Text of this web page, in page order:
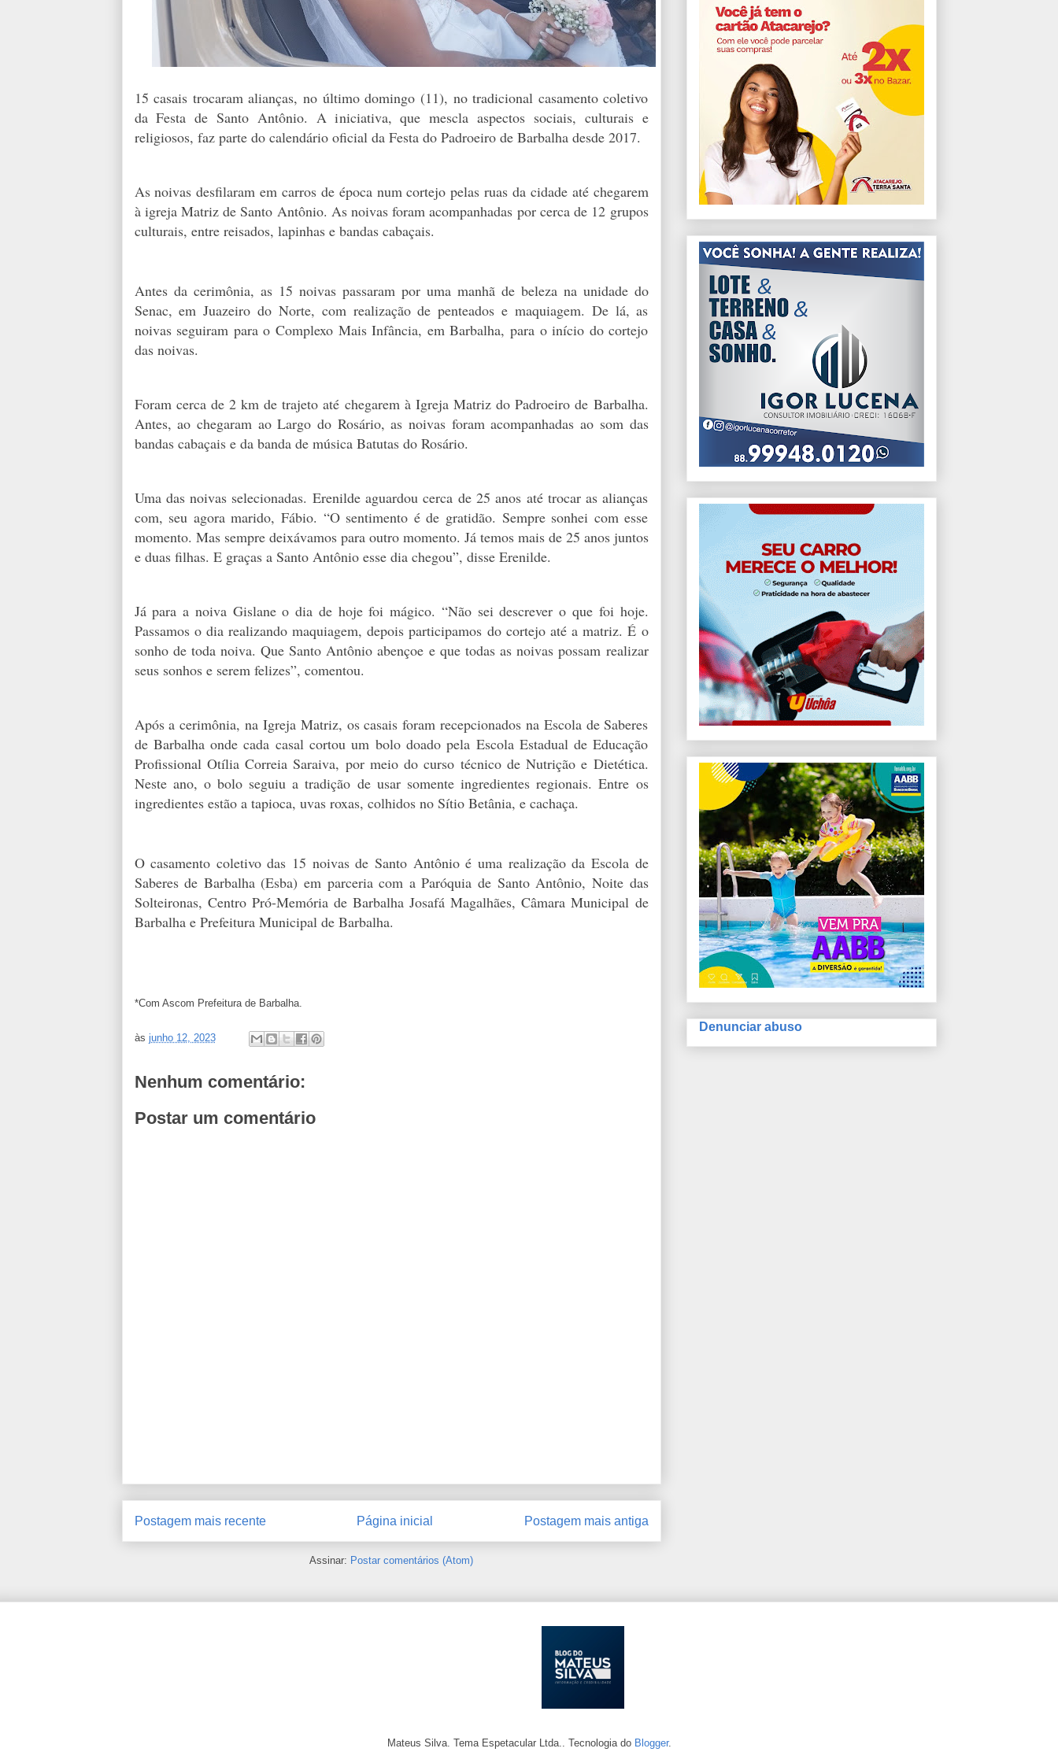
15 casais trocaram alianças, no último domingo (11), no tradicional casamento coletivo
da Festa de Santo Antônio. A iniciativa, que mescla aspectos sociais, culturais e
religiosos, faz parte do calendário oficial da Festa do Padroeiro de Barbalha desde 2017.
As noivas desfilaram em carros de época num cortejo pelas ruas da cidade até chegarem
à igreja Matriz de Santo Antônio. As noivas foram acompanhadas por cerca de 12 grupos
culturais, entre reisados, lapinhas e bandas cabaçais.
Antes da cerimônia, as 15 noivas passaram por uma manhã de beleza na unidade do
Senac, em Juazeiro do Norte, com realização de penteados e maquiagem. De lá, as
noivas seguiram para o Complexo Mais Infância, em Barbalha, para o início do cortejo
das noivas.
Foram cerca de 2 km de trajeto até chegarem à Igreja Matriz do Padroeiro de Barbalha.
Antes, ao chegaram ao Largo do Rosário, as noivas foram acompanhadas ao som das
bandas cabaçais e da banda de música Batutas do Rosário.
Uma das noivas selecionadas. Erenilde aguardou cerca de 25 anos até trocar as alianças
com, seu agora marido, Fábio. “O sentimento é de gratidão. Sempre sonhei com esse
momento. Mas sempre deixávamos para outro momento. Já temos mais de 25 anos juntos
e duas filhas. E graças a Santo Antônio esse dia chegou”, disse Erenilde.
Já para a noiva Gislane o dia de hoje foi mágico. “Não sei descrever o que foi hoje.
Passamos o dia realizando maquiagem, depois participamos do cortejo até a matriz. É o
sonho de toda noiva. Que Santo Antônio abençoe e que todas as noivas possam realizar
seus sonhos e serem felizes”, comentou.
Após a cerimônia, na Igreja Matriz, os casais foram recepcionados na Escola de Saberes
de Barbalha onde cada casal cortou um bolo doado pela Escola Estadual de Educação
Profissional Otília Correia Saraiva, por meio do curso técnico de Nutrição e Dietética.
Neste ano, o bolo seguiu a tradição de usar somente ingredientes regionais. Entre os
ingredientes estão a tapioca, uvas roxas, colhidos no Sítio Betânia, e cachaça.
O casamento coletivo das 15 noivas de Santo Antônio é uma realização da Escola de
Saberes de Barbalha (Esba) em parceria com a Paróquia de Santo Antônio, Noite das
Solteironas, Centro Pró-Memória de Barbalha Josafá Magalhães, Câmara Municipal de
Barbalha e Prefeitura Municipal de Barbalha.
*Com Ascom Prefeitura de Barbalha.
às junho 12, 2023
Nenhum comentário:
Postar um comentário
Postagem mais recente Postagem mais antiga
Página inicial
Assinar: Postar comentários (Atom)
Denunciar abuso
Mateus Silva. Tema Espetacular Ltda.. Tecnologia do Blogger.